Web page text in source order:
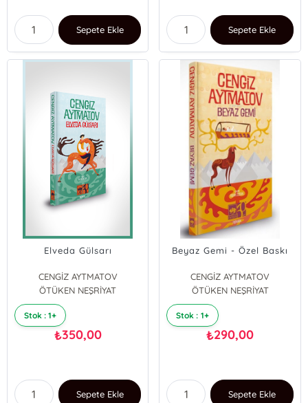
Sepete Ekle Sepete Ekle
Elveda Gülsarı
CENGİZ AYTMATOV
ÖTÜKEN NEŞRİYAT
Stok : 1+
₺350,00
Sepete Ekle
Beyaz Gemi - Özel Baskı
CENGİZ AYTMATOV
ÖTÜKEN NEŞRİYAT
Stok : 1+
₺290,00
Sepete Ekle